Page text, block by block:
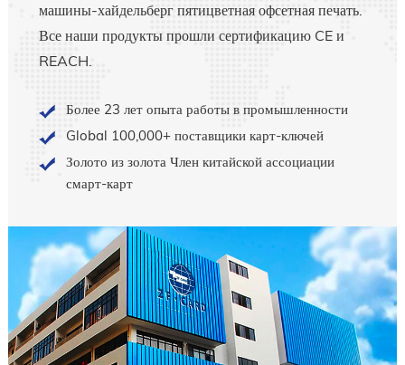
машины-хайдельберг пятицветная офсетная печать.
Все наши продукты прошли сертификацию CE и
REACH.
Более 23 лет опыта работы в промышленности
Global 100,000+ поставщики карт-ключей
Золото из золота Член китайской ассоциации
смарт-карт